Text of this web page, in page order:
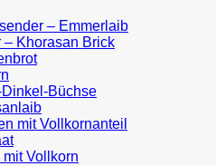
– Emmerlaib
– Khorasan Brick
Dinkel-Büchse
mit Vollkornanteil
mit Vollkorn